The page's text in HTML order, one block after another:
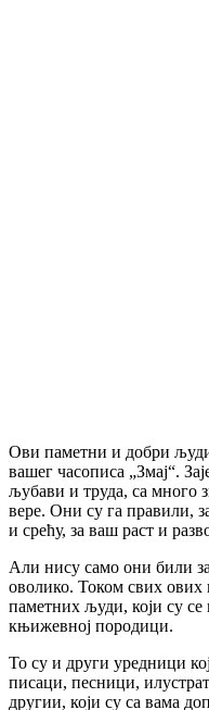
Ови паметни и добри
вашег часописа „Змај“.
љубави и труда, са много
вере. Они су га правили,
и срећу, за ваш раст и
Али нису само они били
оволико. Током свих ових
паметних људи, који су
књижевној породици.
То су и други уредници
писаци, песници,
другии, који су са вама